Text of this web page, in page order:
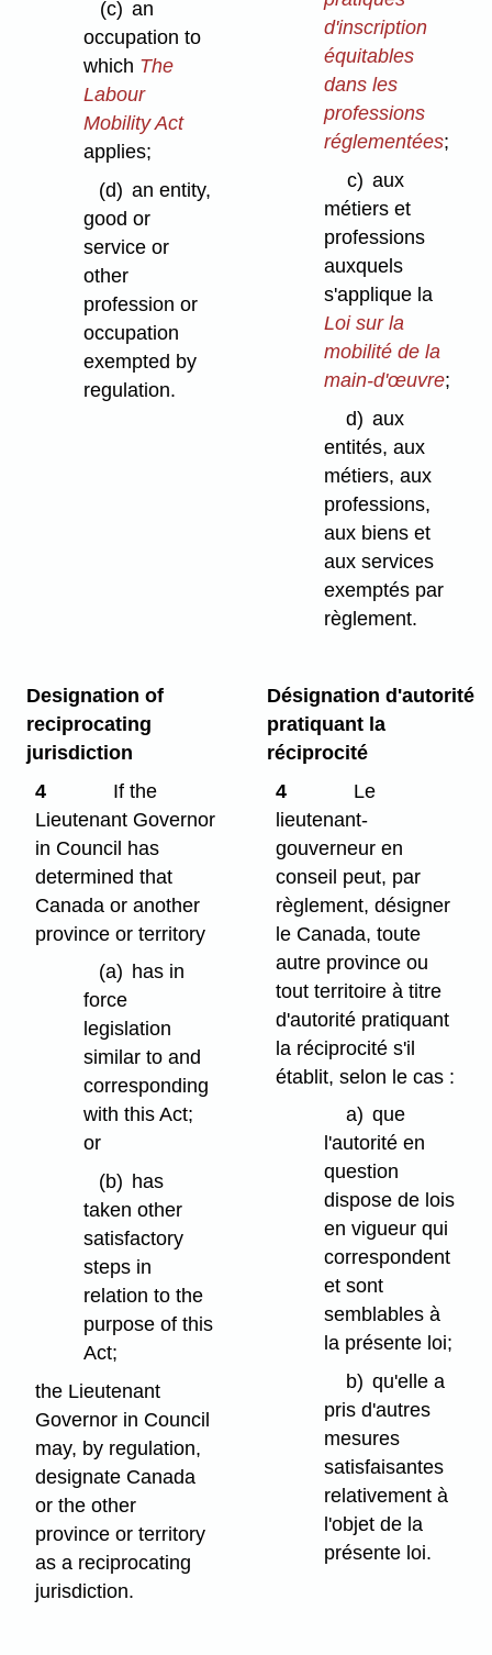
(c) an
occupation to
which The
Labour
Mobility Act
applies;
(d) an entity,
good or
service or
other
profession or
occupation
exempted by
regulation.
d'inscription
équitables
dans les
professions
réglementées;
c) aux
métiers et
professions
auxquels
s'applique la
Loi sur la
mobilité de la
main-d'œuvre;
d) aux
entités, aux
métiers, aux
professions,
aux biens et
aux services
exemptés par
règlement.
Designation of
reciprocating
jurisdiction
4
If the
Lieutenant Governor
in Council has
determined that
Canada or another
province or territory
(a) has in
force
legislation
similar to and
corresponding
with this Act;
or
(b) has
taken other
satisfactory
steps in
relation to the
purpose of this
Act;
the Lieutenant
Governor in Council
may, by regulation,
designate Canada
or the other
province or territory
as a reciprocating
jurisdiction.
Désignation d'autorité
pratiquant la
réciprocité
4
Le
lieutenant-
gouverneur en
conseil peut, par
règlement, désigner
le Canada, toute
autre province ou
tout territoire à titre
d'autorité pratiquant
la réciprocité s'il
établit, selon le cas :
a) que
l'autorité en
question
dispose de lois
en vigueur qui
correspondent
et sont
semblables à
la présente loi;
b) qu'elle a
pris d'autres
mesures
satisfaisantes
relativement à
l'objet de la
présente loi.